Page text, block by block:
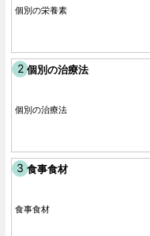
個別の栄養素
個別の治療法
個別の治療法
食事食材
食事食材